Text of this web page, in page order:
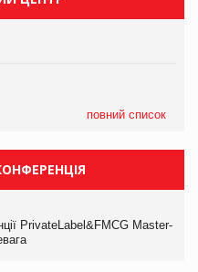
повний список
PrivateLabel&FMCG Master-